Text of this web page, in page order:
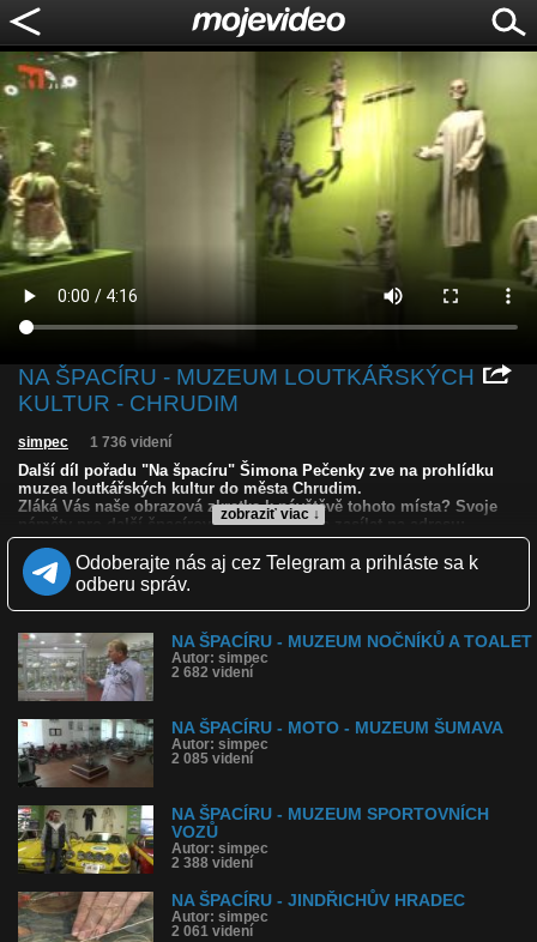
NA ŠPACÍRU - MUZEUM LOUTKÁŘSKÝCH
KULTUR - CHRUDIM
zobraziť viac ↓
simpec 1 736 videní
Další díl pořadu "Na špacíru" Šimona Pečenky zve na prohlídku
muzea loutkářských kultur do města Chrudim.
Zláká Vás naše obrazová zkratka k návštěvě tohoto místa? Svoje
náměty pro další špacírování nám můžete zasílat na adresu:
simon.pecenka@r1jih.cz
Kvalita: HD NQ
Obľúbené: 0
Komentárov: 0
Dľžka: 4:16
Kategória: cestovanie
Tagy: loutky, chrudim, pečenka, na špacíru, tv, r1, jih
História sledovanosti videa:
Odoberajte nás aj cez Telegram a prihláste sa k
odberu správ.
NA ŠPACÍRU - MUZEUM NOČNÍKŮ A TOALET
Autor: simpec
2 682 videní
NA ŠPACÍRU - MOTO - MUZEUM ŠUMAVA
Autor: simpec
2 085 videní
NA ŠPACÍRU - MUZEUM SPORTOVNÍCH
VOZŮ
Autor: simpec
2 388 videní
NA ŠPACÍRU - JINDŘICHŮV HRADEC
Autor: simpec
2 061 videní